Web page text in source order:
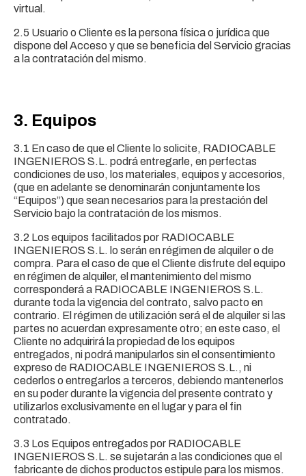
virtual.
2.5 Usuario o Cliente es la persona física o jurídica que
dispone del Acceso y que se beneficia del Servicio gracias
a la contratación del mismo.
3. Equipos
3.1 En caso de que el Cliente lo solicite, RADIOCABLE
INGENIEROS S.L. podrá entregarle, en perfectas
condiciones de uso, los materiales, equipos y accesorios,
(que en adelante se denominarán conjuntamente los
“Equipos”) que sean necesarios para la prestación del
Servicio bajo la contratación de los mismos.
3.2 Los equipos facilitados por RADIOCABLE
INGENIEROS S.L. lo serán en régimen de alquiler o de
compra. Para el caso de que el Cliente disfrute del equipo
en régimen de alquiler, el mantenimiento del mismo
corresponderá a RADIOCABLE INGENIEROS S.L.
durante toda la vigencia del contrato, salvo pacto en
contrario. El régimen de utilización será el de alquiler si las
partes no acuerdan expresamente otro; en este caso, el
Cliente no adquirirá la propiedad de los equipos
entregados, ni podrá manipularlos sin el consentimiento
expreso de RADIOCABLE INGENIEROS S.L., ni
cederlos o entregarlos a terceros, debiendo mantenerlos
en su poder durante la vigencia del presente contrato y
utilizarlos exclusivamente en el lugar y para el fin
contratado.
3.3 Los Equipos entregados por RADIOCABLE
INGENIEROS S.L. se sujetarán a las condiciones que el
fabricante de dichos productos estipule para los mismos.